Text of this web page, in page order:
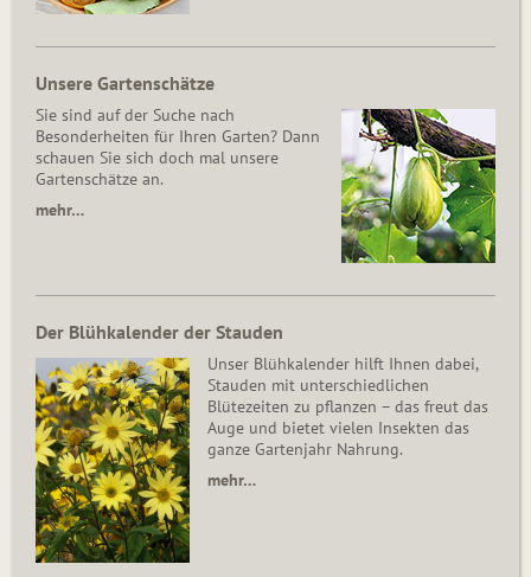
Unsere Gartenschätze
Sie sind auf der Suche nach
Besonderheiten für Ihren Garten? Dann
schauen Sie sich doch mal unsere
Gartenschätze an.
mehr…
Der Blühkalender der Stauden
Unser Blühkalender hilft Ihnen dabei,
Stauden mit unterschiedlichen
Blütezeiten zu pflanzen – das freut das
Auge und bietet vielen Insekten das
ganze Gartenjahr Nahrung.
mehr…